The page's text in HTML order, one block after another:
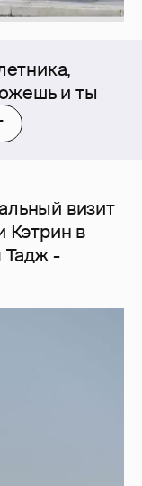
и ты
визит
Кэтрин в
Тадж -